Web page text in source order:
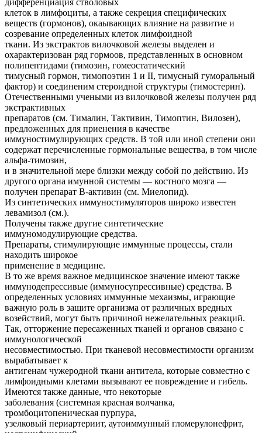
клеток в лимфоциты, а также секреция специфических
веществ (гормонов), окаывающих влияние на развитие и
созревание определенных клеток лимфоидной
ткани. Из экстрактов вилочковой железы выделен и
охарактеризован ряд гормоов, представленных в основном
полипептидами (тимозин, гомеостатический
тимусный гормон, тимопоэтин 1 и II, тимусный гуморальный
фактор) и соединеним стероидной структуры (тимостерин).
Отечественными учеными из вилочковой железы получен ряд
экстрактивных
препаратов (см. Тималин, Тактивин, Тимоптин, Вилозен),
предложенных для приенения в качестве
иммуностимулирующих средств. В той или иной степени они
содержат перечисленные гормональные вещества, в том числе
альфа-тимозин,
и в значительной мере близки между собой по действию. Из
другого органа имунной системы — костного мозга —
получен препарат В-активин (см. Миелопид).
Из синтетических иммуностимуляторов широко известен
левамизол (см.).
Получены также другие синтетические
иммуномодулирующие средства.
Препараты, стимулирующие иммунные процессы, стали
находить широкое
применение в медицине.
В то же время важное медицинское значение имеют также
иммунодепрессивые (иммуносупрессивные) средства. В
определенных условиях иммунные мехаизмы, играющие
важную роль в защите организма от различных вредных
возействий, могут быть причиной нежелательных реакций.
Так, отторжение пересаженных тканей и органов связано с
иммунологической
несовместимостью. При тканевой несовместимости организм
вырабатывает к
антигенам чужеродной ткани антитела, которые совместно с
лимфоидными клетами вызывают ее повреждение и гибель.
Имеются также данные, что некоторые
заболевания (системная красная волчанка,
тромбоцитопеническая пурпура,
узелковый периартериит, аутоиммунный гломерулонефрит,